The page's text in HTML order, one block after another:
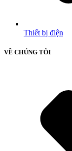
Thiết bị điện
VỀ CHÚNG TÔI